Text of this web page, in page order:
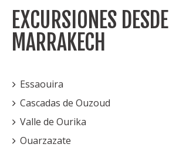
EXCURSIONES DESDE
MARRAKECH
Essaouira
Cascadas de Ouzoud
Valle de Ourika
Ouarzazate